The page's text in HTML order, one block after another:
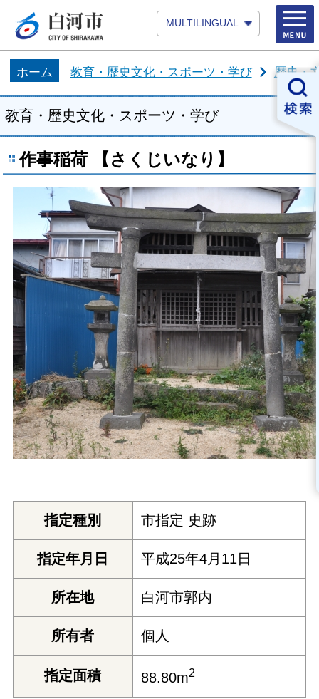
MULTILINGUAL
ホーム 教育・歴史文化・スポーツ・学び 歴史・
教育・歴史文化・スポーツ・学び
作事稲荷 【さくじいなり】
指定種別 市指定 史跡
指定年月日 平成25年4月11日
所在地 白河市郭内
所有者 個人
指定面積 88.80m2